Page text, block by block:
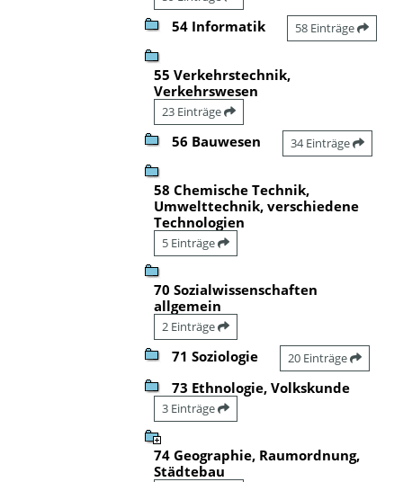
54 Informatik 58 Einträge
55 Verkehrstechnik,
Verkehrswesen
23 Einträge
56 Bauwesen 34 Einträge
58 Chemische Technik,
Umwelttechnik, verschiedene
Technologien
5 Einträge
70 Sozialwissenschaften
allgemein
2 Einträge
71 Soziologie 20 Einträge
73 Ethnologie, Volkskunde
3 Einträge
74 Geographie, Raumordnung,
Städtebau